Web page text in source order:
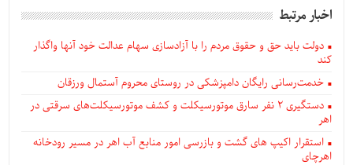
اخبار مرتبط
دولت باید حق و حقوق مردم را با آزادسازی سهام عدالت خود آنها واگذار
کند
خدمت‌رسانی رایگان دامپزشکی در روستای محروم آستمال ورزقان
دستگيری ۲ نفر سارق موتورسیکلت و کشف موتورسیکلت‌های سرقتی در
اهر
استقرار اکیپ های گشت و بازرسی امور منابع آب اهر در مسیر رودخانه
اهرچای